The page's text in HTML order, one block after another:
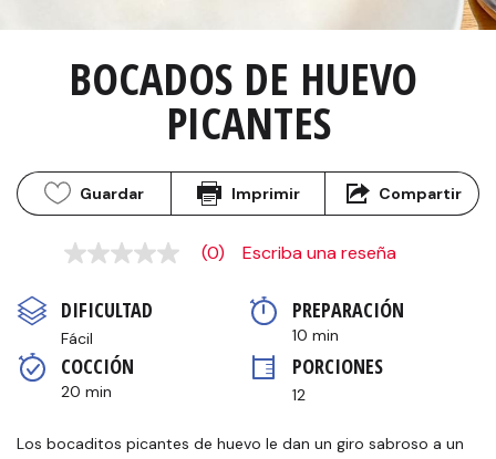
BOCADOS DE HUEVO
PICANTES
Guardar Imprimir Compartir
Sin
en
la
misma
página.
(0) Escriba una reseña
DIFICULTAD
Fácil
PREPARACIÓN
10 min
COCCIÓN
20 min
PORCIONES
12
Los bocaditos picantes de huevo le dan un giro sabroso a un